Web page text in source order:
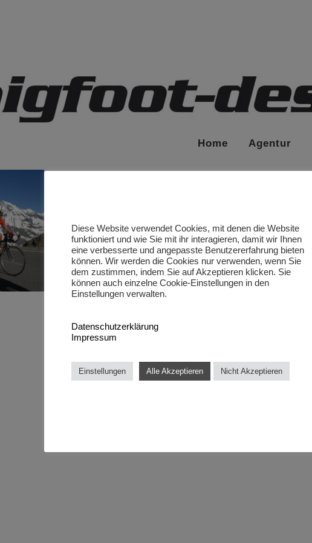
Home Agentur
Diese Website verwendet Cookies, mit denen die Website
funktioniert und wie Sie mit ihr interagieren, damit wir Ihnen
eine verbesserte und angepasste Benutzererfahrung bieten
können. Wir werden die Cookies nur verwenden, wenn Sie
dem zustimmen, indem Sie auf Akzeptieren klicken. Sie
können auch einzelne Cookie-Einstellungen in den
Einstellungen verwalten.
Datenschutzerklärung
Impressum
Einstellungen Alle Akzeptieren Nicht Akzeptieren